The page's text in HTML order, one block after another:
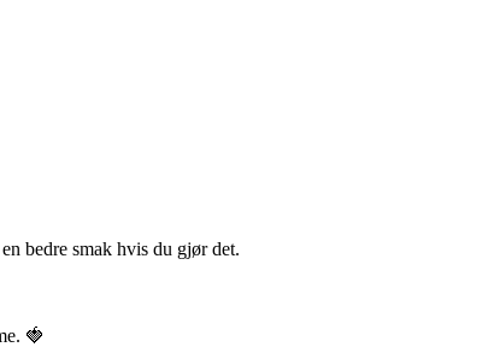
bedre smak hvis du gjør det.
🍓